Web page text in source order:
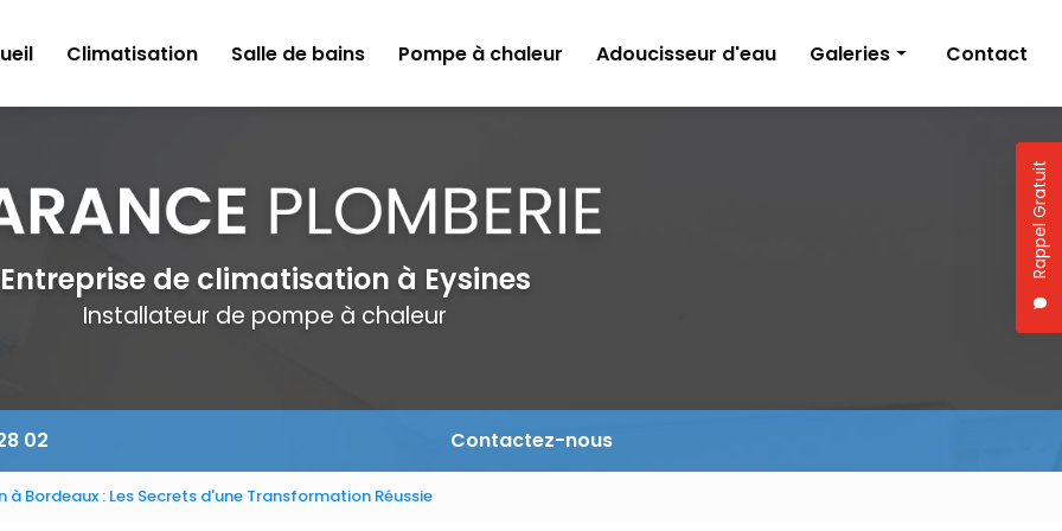
Rappel Gratuit
Climatisation Salle de bains Pompe à chaleur Adoucisseur d'eau Galeries
Création de salle de bains
Contact
Entreprise de climatisation à Eysines
Installateur de pompe à chaleur
02 Contactez-nous
à Bordeaux : Les Secrets d'une Transformation Réussie